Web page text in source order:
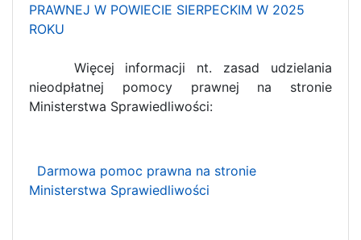
PRAWNEJ W POWIECIE SIERPECKIM W 2025
ROKU
Więcej informacji nt. zasad udzielania
nieodpłatnej pomocy prawnej na stronie
Ministerstwa Sprawiedliwości:
Darmowa pomoc prawna na stronie
Ministerstwa Sprawiedliwości